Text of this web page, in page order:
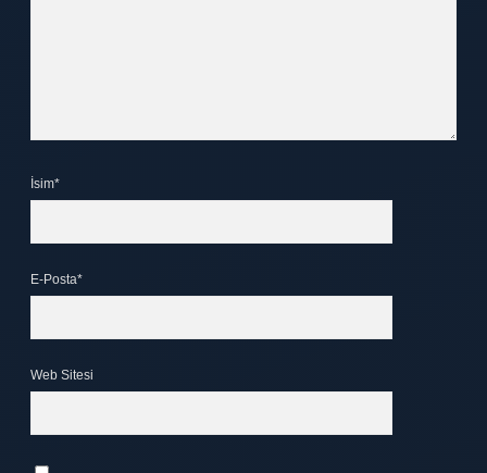
İsim*
E-Posta*
Web Sitesi